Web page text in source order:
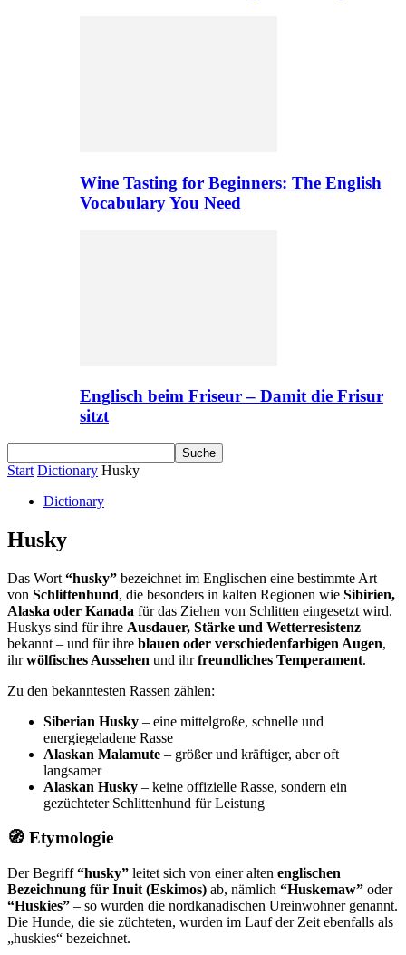
Wine Tasting for Beginners: The English
Vocabulary You Need
Englisch beim Friseur – Damit die Frisur
sitzt
Start Dictionary Husky
Dictionary
Husky
Das Wort “husky” bezeichnet im Englischen eine bestimmte Art
von Schlittenhund, die besonders in kalten Regionen wie Sibirien,
Alaska oder Kanada für das Ziehen von Schlitten eingesetzt wird.
Huskys sind für ihre Ausdauer, Stärke und Wetterresistenz
bekannt – und für ihre blauen oder verschiedenfarbigen Augen,
ihrwölfisches Aussehen und ihrfreundliches Temperament.
Zu den bekanntesten Rassen zählen:
Siberian Husky – eine mittelgroße, schnelle und
energiegeladene Rasse
Alaskan Malamute – größer und kräftiger, aber oft
langsamer
Alaskan Husky – keine offizielle Rasse, sondern ein
gezüchteter Schlittenhund für Leistung
🧭 Etymologie
Der Begriff“husky” leitet sich von einer alten englischen
Bezeichnung für Inuit (Eskimos) ab, nämlich “Huskemaw” oder
“Huskies” – so wurden die nordkanadischen Ureinwohner genannt.
Die Hunde, die sie züchteten, wurden im Lauf der Zeit ebenfalls als
„huskies“ bezeichnet.